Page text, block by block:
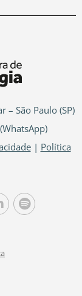
– São Paulo (SP)
| Política